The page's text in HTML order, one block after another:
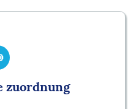
zuordnung